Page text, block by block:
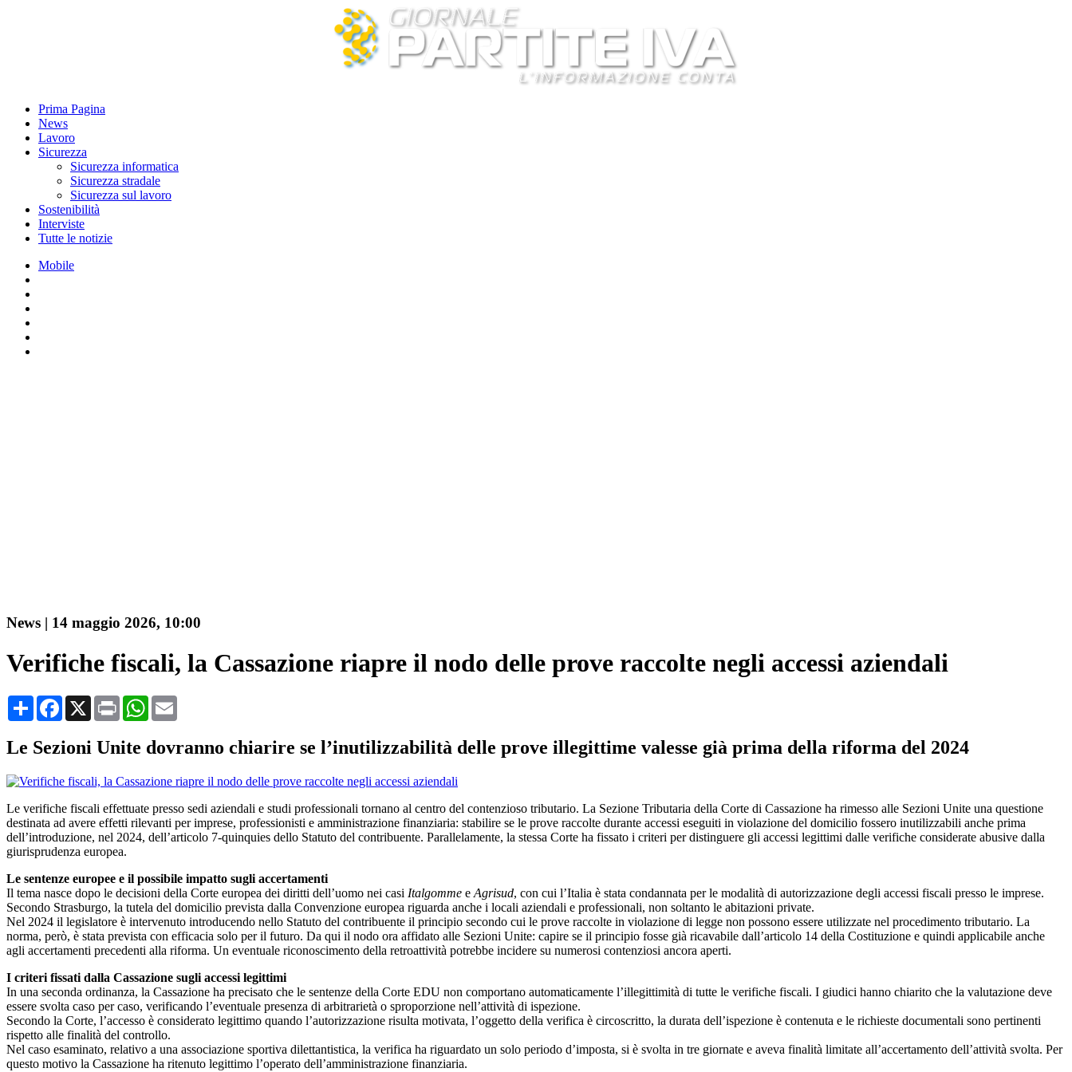
Prima Pagina
News
Lavoro
Sicurezza
Sicurezza informatica
Sicurezza stradale
Sicurezza sul lavoro
Sostenibilità
Interviste
Tutte le notizie
Mobile
News | 14 maggio 2026, 10:00
Verifiche fiscali, la Cassazione riapre il nodo delle prove raccolte negli accessi aziendali
Share Facebook
X Print WhatsApp
Le Sezioni Unite dovranno chiarire se l’inutilizzabilità delle prove illegittime valesse già prima della riforma del 2024
Le verifiche fiscali effettuate presso sedi aziendali e studi professionali tornano al centro del contenzioso tributario. La Sezione Tributaria della Corte di Cassazione ha rimesso alle Sezioni Unite una questione
destinata ad avere effetti rilevanti per imprese, professionisti e amministrazione finanziaria: stabilire se le prove raccolte durante accessi eseguiti in violazione del domicilio fossero inutilizzabili anche prima
dell’introduzione, nel 2024, dell’articolo 7-quinquies dello Statuto del contribuente. Parallelamente, la stessa Corte ha fissato i criteri per distinguere gli accessi legittimi dalle verifiche considerate abusive dalla
giurisprudenza europea.
Le sentenze europee e il possibile impatto sugli accertamenti
Il tema nasce dopo le decisioni della Corte europea dei diritti dell’uomo nei casi Italgomme e Agrisud, con cui l’Italia è stata condannata per le modalità di autorizzazione degli accessi fiscali presso le imprese.
Secondo Strasburgo, la tutela del domicilio prevista dalla Convenzione europea riguarda anche i locali aziendali e professionali, non soltanto le abitazioni private.
Nel 2024 il legislatore è intervenuto introducendo nello Statuto del contribuente il principio secondo cui le prove raccolte in violazione di legge non possono essere utilizzate nel procedimento tributario. La
norma, però, è stata prevista con efficacia solo per il futuro. Da qui il nodo ora affidato alle Sezioni Unite: capire se il principio fosse già ricavabile dall’articolo 14 della Costituzione e quindi applicabile anche
agli accertamenti precedenti alla riforma. Un eventuale riconoscimento della retroattività potrebbe incidere su numerosi contenziosi ancora aperti.
I criteri fissati dalla Cassazione sugli accessi legittimi
In una seconda ordinanza, la Cassazione ha precisato che le sentenze della Corte EDU non comportano automaticamente l’illegittimità di tutte le verifiche fiscali. I giudici hanno chiarito che la valutazione deve
essere svolta caso per caso, verificando l’eventuale presenza di arbitrarietà o sproporzione nell’attività di ispezione.
Secondo la Corte, l’accesso è considerato legittimo quando l’autorizzazione risulta motivata, l’oggetto della verifica è circoscritto, la durata dell’ispezione è contenuta e le richieste documentali sono pertinenti
rispetto alle finalità del controllo.
Nel caso esaminato, relativo a una associazione sportiva dilettantistica, la verifica ha riguardato un solo periodo d’imposta, si è svolta in tre giornate e aveva finalità limitate all’accertamento dell’attività svolta. Per
questo motivo la Cassazione ha ritenuto legittimo l’operato dell’amministrazione finanziaria.